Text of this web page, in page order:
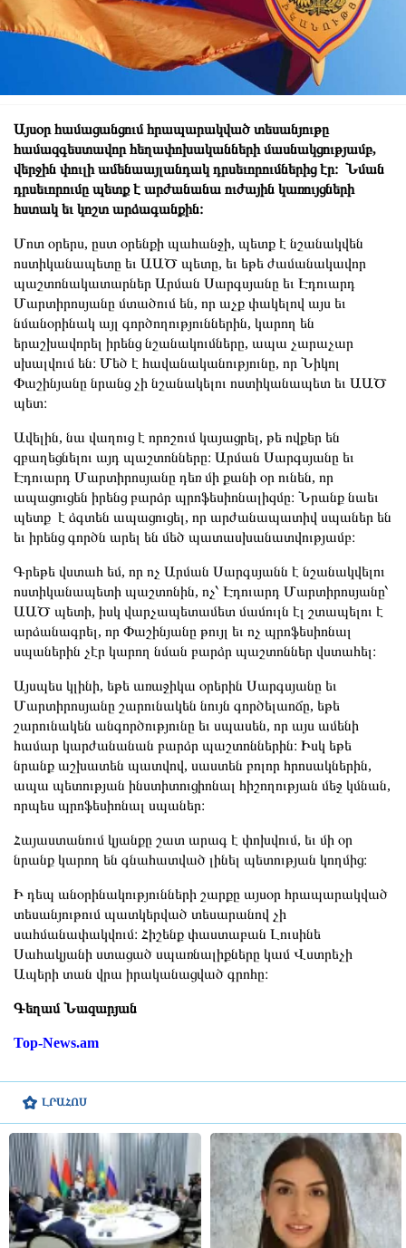
ԼՐԱՀՈՍ
Այսօր համացանցում հրապարակված տեսանյութը
համազգեստավոր հեղափոխականների մասնակցությամբ,
վերջին փուլի ամենաայլանդակ դրսեւորումներից էր։ Նման
դրսեւորումը պետք է արժանանա ուժային կառույցների
հստակ եւ կոշտ արձագանքին։
Մոտ օրերս, ըստ օրենքի պահանջի, պետք է նշանակվեն
ոստիկանապետը եւ ԱԱԾ պետը, եւ եթե ժամանակավոր
պաշտոնակատարներ Արման Սարգսյանը եւ Էդուարդ
Մարտիրոսյանը մտածում են, որ աչք փակելով այս եւ
նմանօրինակ այլ գործողություններին, կարող են
երաշխավորել իրենց նշանակումները, ապա չարաչար
սխալվում են։ Մեծ է հավանականությունը, որ Նիկոլ
Փաշինյանը նրանց չի նշանակելու ոստիկանապետ եւ ԱԱԾ
պետ։
Ավելին, նա վաղուց է որոշում կայացրել, թե ովքեր են
զբաղեցնելու այդ պաշտոնները։ Արման Սարգսյանը եւ
Էդուարդ Մարտիրոսյանը դեռ մի քանի օր ունեն, որ
ապացուցեն իրենց բարձր պրոֆեսիոնալիզմը։ Նրանք նաեւ
պետք է ձգտեն ապացուցել, որ արժանապատիվ սպաներ են
եւ իրենց գործն արել են մեծ պատասխանատվությամբ։
Գրեթե վստահ եմ, որ ոչ Արման Սարգսյանն է նշանակվելու
ոստիկանապետի պաշտոնին, ոչ՝ Էդուարդ Մարտիրոսյանը՝
ԱԱԾ պետի, իսկ վարչապետամետ մամուլն էլ շտապելու է
արձանագրել, որ Փաշինյանը թույլ եւ ոչ պրոֆեսիոնալ
սպաներին չէր կարող նման բարձր պաշտոններ վստահել։
Այսպես կլինի, եթե առաջիկա օրերին Սարգսյանը եւ
Մարտիրոսյանը շարունակեն նույն գործելաոճը, եթե
շարունակեն անգործությունը եւ սպասեն, որ այս ամենի
համար կարժանանան բարձր պաշտոններին։ Իսկ եթե
նրանք աշխատեն պատվով, սաստեն բոլոր հրոսակներին,
ապա պետության ինստիտուցիոնալ հիշողության մեջ կմնան,
որպես պրոֆեսիոնալ սպաներ։
Հայաստանում կյանքը շատ արագ է փոխվում, եւ մի օր
նրանք կարող են գնահատված լինել պետության կողմից։
Ի դեպ անօրինակությունների շարքը այսօր հրապարակված
տեսանյութում պատկերված տեսարանով չի
սահմանափակվում։ Հիշենք փաստաբան Լուսինե
Սահակյանի ստացած սպառնալիքները կամ Վստրեչի
Ապերի տան վրա իրականացված գրոհը։
Գեղամ Նազարյան
Top-News.am